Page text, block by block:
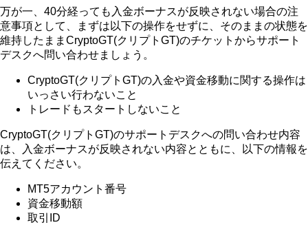
万が一、40分経っても入金ボーナスが反映されない場合の注
意事項として、まずは以下の操作をせずに、そのままの状態を
維持したままCryptoGT(クリプトGT)のチケットからサポート
デスクへ問い合わせましょう。
CryptoGT(クリプトGT)の入金や資金移動に関する操作は
いっさい行わないこと
トレードもスタートしないこと
CryptoGT(クリプトGT)のサポートデスクへの問い合わせ内容
は、入金ボーナスが反映されない内容とともに、以下の情報を
伝えてください。
MT5アカウント番号
資金移動額
取引ID